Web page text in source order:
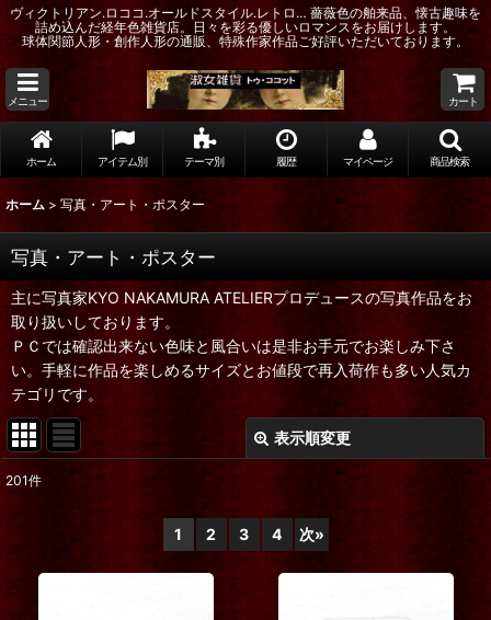
ヴィクトリアン.ロココ.オールドスタイル.レトロ… 薔薇色の舶来品、懐古趣味を
詰め込んだ経年色雑貨店。日々を彩る優しいロマンスをお届けします。
球体関節人形・創作人形の通販、特殊作家作品ご好評いただいております。
メニュー カート
ホーム アイテム別 テーマ別 履歴 マイページ 商品検索
ホーム > 写真・アート・ポスター
写真・アート・ポスター
主に写真家KYO NAKAMURA ATELIERプロデュースの写真作品をお
取り扱いしております。
ＰＣでは確認出来ない色味と風合いは是非お手元でお楽しみ下さ
い。手軽に作品を楽しめるサイズとお値段で再入荷作も多い人気カ
テゴリです。
表示順変更
201件
1 2 3 4 次»